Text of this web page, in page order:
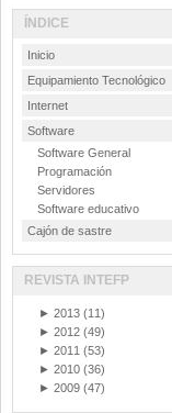
ÍNDICE
Inicio
Equipamiento Tecnológico
Internet
Software
Software General
Programación
Servidores
Software educativo
Cajón de sastre
REVISTA INTEFP
► 2013 (11)
► 2012 (49)
► 2011 (53)
► 2010 (36)
► 2009 (47)